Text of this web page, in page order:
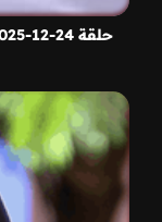
حلقة 24-12-2025